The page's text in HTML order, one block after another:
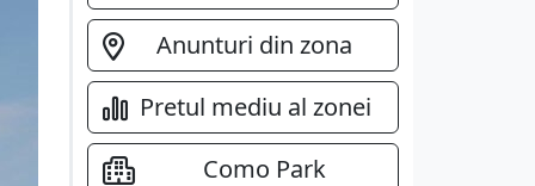
Anunturi din zona
Pretul mediu al zonei
Como Park